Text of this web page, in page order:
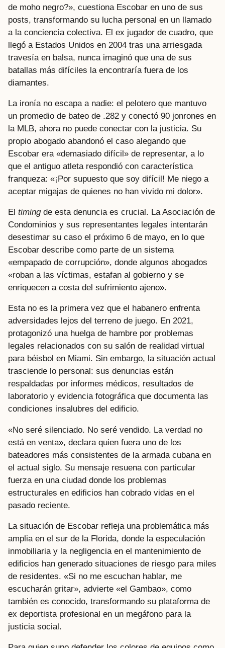
de moho negro?», cuestiona Escobar en uno de sus
posts, transformando su lucha personal en un llamado
a la conciencia colectiva. El ex jugador de cuadro, que
llegó a Estados Unidos en 2004 tras una arriesgada
travesía en balsa, nunca imaginó que una de sus
batallas más difíciles la encontraría fuera de los
diamantes.
La ironía no escapa a nadie: el pelotero que mantuvo
un promedio de bateo de .282 y conectó 90 jonrones en
la MLB, ahora no puede conectar con la justicia. Su
propio abogado abandonó el caso alegando que
Escobar era «demasiado difícil» de representar, a lo
que el antiguo atleta respondió con característica
franqueza: «¡Por supuesto que soy difícil! Me niego a
aceptar migajas de quienes no han vivido mi dolor».
El timingde esta denuncia es crucial. La Asociación de
Condominios y sus representantes legales intentarán
desestimar su caso el próximo 6 de mayo, en lo que
Escobar describe como parte de un sistema
«empapado de corrupción», donde algunos abogados
«roban a las víctimas, estafan al gobierno y se
enriquecen a costa del sufrimiento ajeno».
Esta no es la primera vez que el habanero enfrenta
adversidades lejos del terreno de juego. En 2021,
protagonizó una huelga de hambre por problemas
legales relacionados con su salón de realidad virtual
para béisbol en Miami. Sin embargo, la situación actual
trasciende lo personal: sus denuncias están
respaldadas por informes médicos, resultados de
laboratorio y evidencia fotográfica que documenta las
condiciones insalubres del edificio.
«No seré silenciado. No seré vendido. La verdad no
está en venta», declara quien fuera uno de los
bateadores más consistentes de la armada cubana en
el actual siglo. Su mensaje resuena con particular
fuerza en una ciudad donde los problemas
estructurales en edificios han cobrado vidas en el
pasado reciente.
La situación de Escobar refleja una problemática más
amplia en el sur de la Florida, donde la especulación
inmobiliaria y la negligencia en el mantenimiento de
edificios han generado situaciones de riesgo para miles
de residentes. «Si no me escuchan hablar, me
escucharán gritar», advierte «el Gambao», como
también es conocido, transformando su plataforma de
ex deportista profesional en un megáfono para la
justicia social.